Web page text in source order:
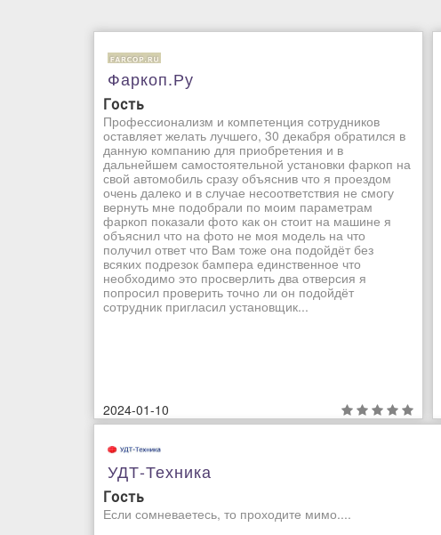
Фаркоп.Ру
Гость
Профессионализм и компетенция сотрудников
оставляет желать лучшего, 30 декабря обратился в
данную компанию для приобретения и в
дальнейшем самостоятельной установки фаркоп на
свой автомобиль сразу объяснив что я проездом
очень далеко и в случае несоответствия не смогу
вернуть мне подобрали по моим параметрам
фаркоп показали фото как он стоит на машине я
объяснил что на фото не моя модель на что
получил ответ что Вам тоже она подойдёт без
всяких подрезок бампера единственное что
необходимо это просверлить два отверсия я
попросил проверить точно ли он подойдёт
сотрудник пригласил установщик...
2024-01-10
УДТ-Техника
Гость
Если сомневаетесь, то проходите мимо....